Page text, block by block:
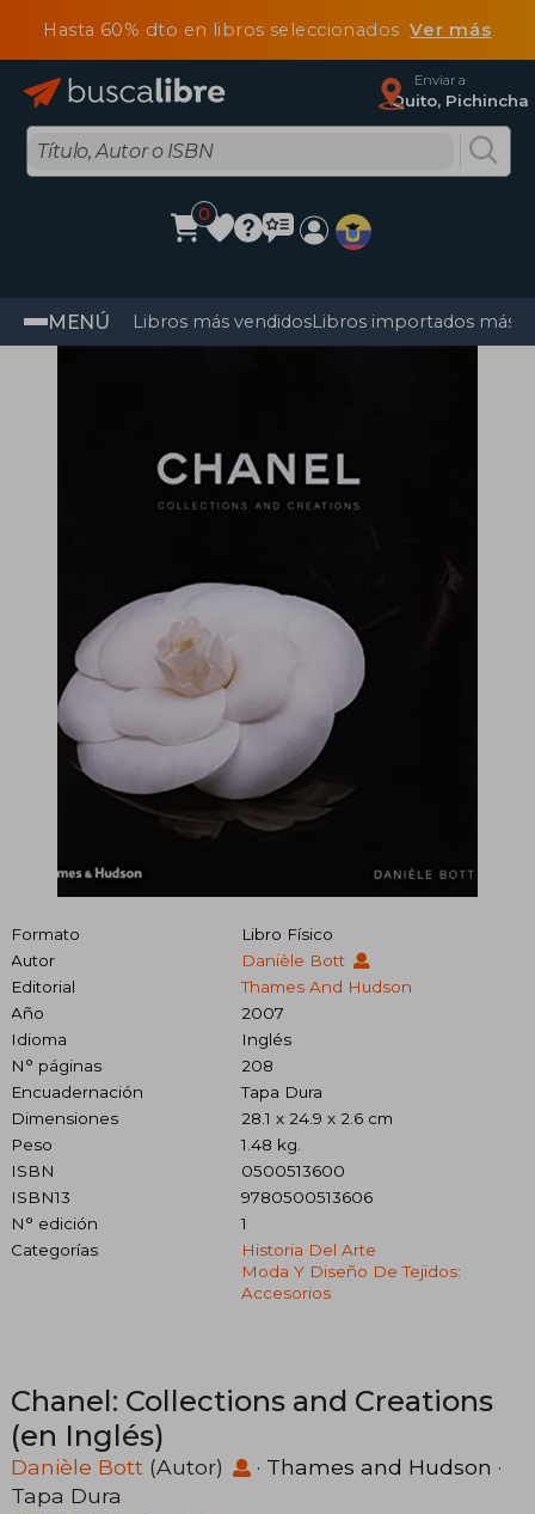
Hasta 60% dto en libros seleccionadosVer más
Enviar a
Quito, Pichincha
0
MENÚ Libros más vendidosLibros importados más
Formato
Libro Físico
Autor
Danièle Bott
Editorial
Thames And Hudson
Año
2007
Idioma
Inglés
N° páginas
208
Encuadernación
Tapa Dura
Dimensiones
28.1 x 24.9 x 2.6 cm
Peso
1.48 kg.
ISBN
0500513600
ISBN13
9780500513606
N° edición
1
Categorías
Historia Del Arte
Moda Y Diseño De Tejidos:
Accesorios
Chanel: Collections and Creations
(en Inglés)
Danièle Bott (Autor) · Thames and Hudson ·
Tapa Dura